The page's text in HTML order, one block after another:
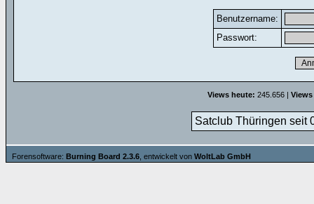
Benutzername:
Passwort:
Views heute: 245.656 |
Satclub Thüringen seit
Forensoftware: Burning Board 2.3.6 , entwickelt von WoltLab GmbH